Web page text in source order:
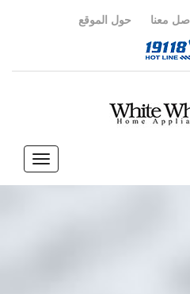
معنا حول الموقع
Toggle